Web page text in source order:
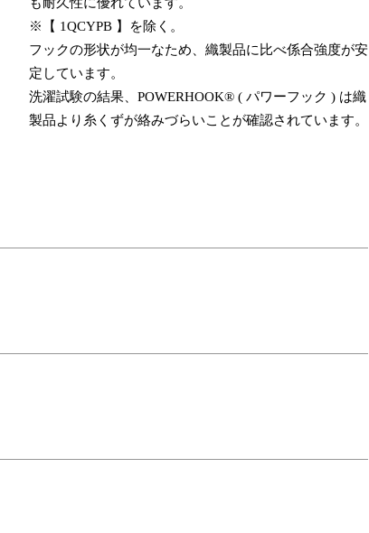
※【 1QCYPB 】を除く。
フックの形状が均一なため、織製品に比べ係合強度が安
定しています。
洗濯試験の結果、POWERHOOK® ( パワーフック ) は織
製品より糸くずが絡みづらいことが確認されています。